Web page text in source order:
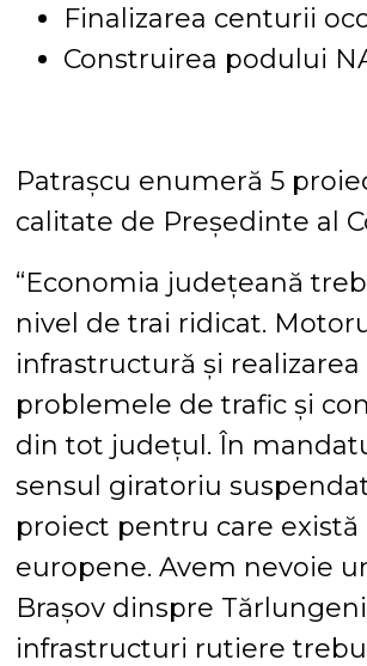
Finalizarea centurii
Construirea podului
Patrașcu enumeră 5
calitate de Președinte al
“Economia județeană
nivel de trai ridicat.
infrastructură și
problemele de trafic și
din tot județul. În
sensul giratoriu
proiect pentru care
europene. Avem nevoie
Brașov dinspre
infrastructuri rutiere